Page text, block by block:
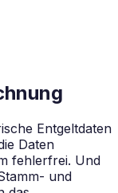
Entgeltdaten
Daten
fehlerfrei. Und
und